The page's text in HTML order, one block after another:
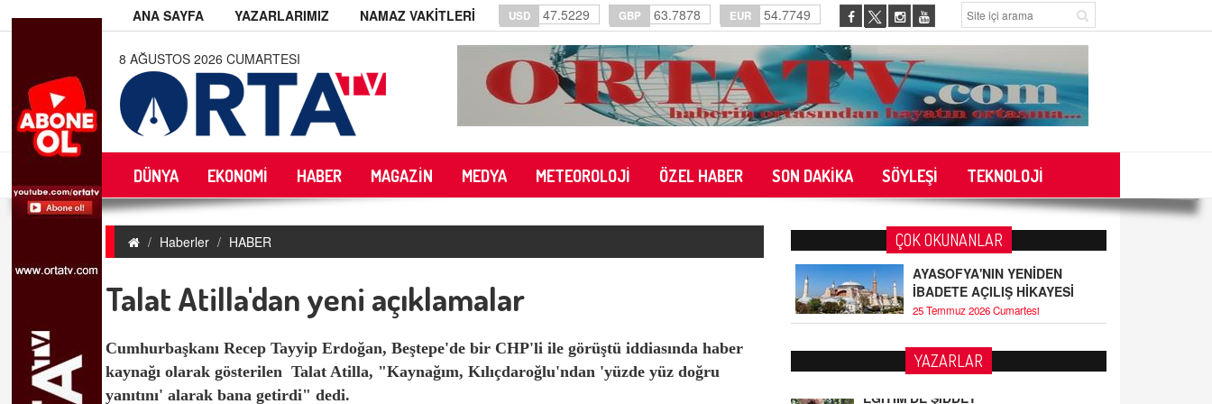
ANA SAYFA YAZARLARIMIZ NAMAZ VAKİTLERİ USD 47.5229 GBP 63.7878 EUR 54.7749
8 AĞUSTOS 2026 CUMARTESI
DÜNYA EKONOMİ HABER MAGAZİN MEDYA METEOROLOJİ ÖZEL HABER SON DAKİKA SÖYLEŞİ TEKNOLOJİ
Haberler HABER
Talat Atilla'dan yeni açıklamalar
Cumhurbaşkanı Recep Tayyip Erdoğan, Beştepe'de bir CHP'li ile görüştü iddiasında haber
kaynağı olarak gösterilen Talat Atilla, "Kaynağım, Kılıçdaroğlu'ndan 'yüzde yüz doğru
yanıtını' alarak bana getirdi" dedi.
ÇOK OKUNANLAR
AYASOFYA'NIN YENİDEN
İBADETE AÇILIŞ HİKAYESİ
25 Temmuz 2026 Cumartesi
YAZARLAR